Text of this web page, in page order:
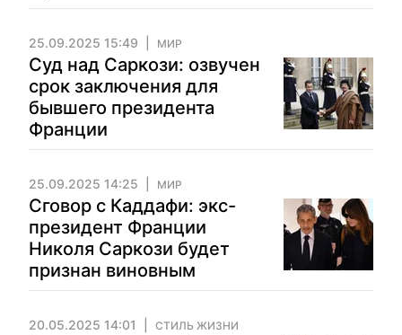
25.09.2025 15:49 МИР
Суд над Саркози: озвучен
срок заключения для
бывшего президента
Франции
25.09.2025 14:25 МИР
Сговор с Каддафи: экс-
президент Франции
Николя Саркози будет
признан виновным
20.05.2025 14:01 СТИЛЬ ЖИЗНИ